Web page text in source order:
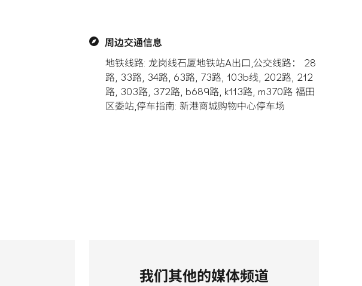
周边交通信息
地铁线路: 龙岗线石厦地铁站A出口,公交线路： 28
路, 33路, 34路, 63路, 73路, 103b线, 202路, 212
路, 303路, 372路, b689路, k113路, m370路 福田
区委站,停车指南: 新港商城购物中心停车场
我们其他的媒体频道